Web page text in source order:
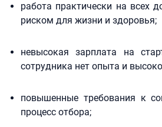
работа практически на всех
риском для жизни и здоровья;
невысокая зарплата на
сотрудника нет опыта и
повышенные требования к
процесс отбора;